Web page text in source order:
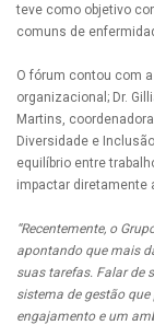
teve como objetivo
comuns de
O fórum contou com
organizacional; Dr.
Martins,
Diversidade e
equilíbrio entre
impactar diretamente
“Recentemente, o
apontando que mais
suas tarefas. Falar de
sistema de gestão
engajamento e um